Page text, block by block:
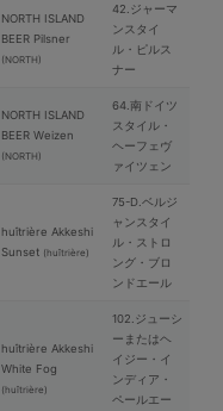
NORTH ISLAND
BEER Pilsner
(NORTH)
42.ジャーマ
ンスタイ
ル・ピルス
ナー
NORTH ISLAND
BEER Weizen
(NORTH)
64.南ドイツ
スタイル・
ヘーフェヴ
ァイツェン
huîtrière Akkeshi
Sunset (huîtrière)
75-D.ベルジ
ャンスタイ
ル・ストロ
ング・ブロ
ンドエール
huîtrière Akkeshi
White Fog
(huîtrière)
102.ジューシ
ーまたはヘ
イジー・イ
ンディア・
ペールエー